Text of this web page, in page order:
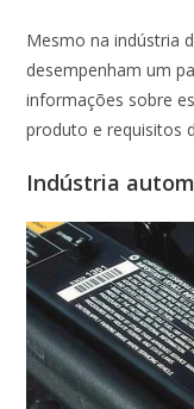
Mesmo na indústria
desempenham um
informações sobre
produto e requisitos
Indústria